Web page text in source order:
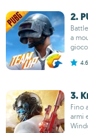
2.
a
4.6
3.
Fino
armi